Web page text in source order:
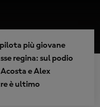
più giovane
regina: sul podio
e Alex
è ultimo